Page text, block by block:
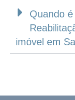
Quando
imóvel em